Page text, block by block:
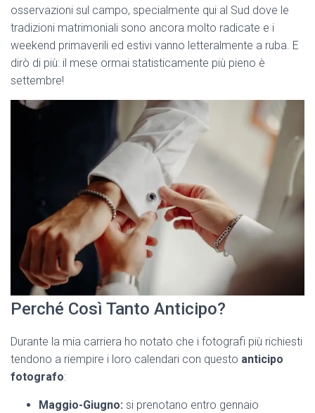
osservazioni sul campo, specialmente qui al Sud dove le
tradizioni matrimoniali sono ancora molto radicate e i
weekend primaverili ed estivi vanno letteralmente a ruba. E
dirò di più: il mese ormai statisticamente più pieno è
settembre!
Perché Così Tanto Anticipo?
Durante la mia carriera ho notato che i fotografi più richiesti
tendono a riempire i loro calendari con questo anticipo
fotografo:
Maggio-Giugno: si prenotano entro gennaio